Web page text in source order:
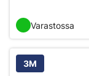
Varastossa
3M